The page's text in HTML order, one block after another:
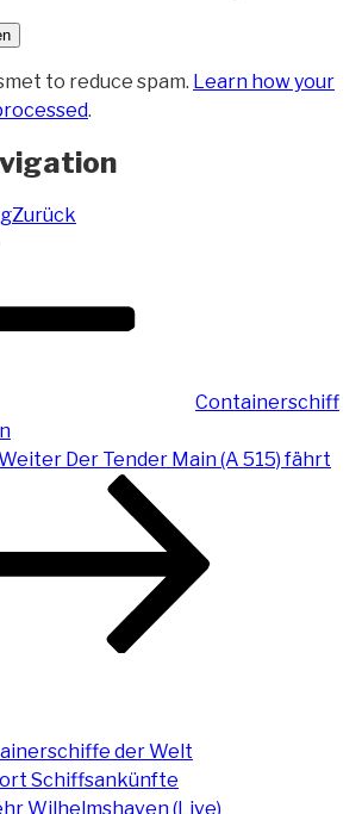
to reduce spam. Learn how your
.
Zurück
Containerschiff
Der Tender Main (A 515) fährt
der Welt
Schiffsankünfte
Wilhelmshaven (Live)